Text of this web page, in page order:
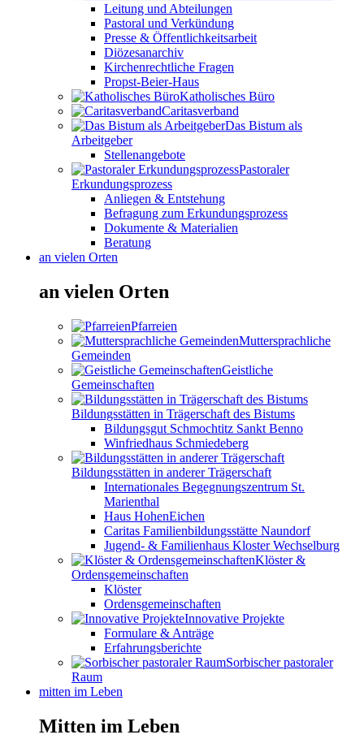
Leitung und Abteilungen
Pastoral und Verkündung
Presse & Öffentlichkeitsarbeit
Diözesanarchiv
Kirchenrechtliche Fragen
Propst-Beier-Haus
Katholisches Büro
Caritasverband
Das Bistum als
Arbeitgeber
Stellenangebote
Pastoraler
Erkundungsprozess
Anliegen & Entstehung
Befragung zum Erkundungsprozess
Dokumente & Materialien
Beratung
an vielen Orten
an vielen Orten
Pfarreien
Muttersprachliche
Gemeinden
Geistliche
Gemeinschaften
Bildungsstätten in Trägerschaft des Bistums
Bildungsgut Schmochtitz Sankt Benno
Winfriedhaus Schmiedeberg
Bildungsstätten in anderer Trägerschaft
Internationales Begegnungszentrum St.
Marienthal
Haus HohenEichen
Caritas Familienbildungsstätte Naundorf
Jugend- & Familienhaus Kloster Wechselburg
Klöster &
Ordensgemeinschaften
Klöster
Ordensgemeinschaften
Innovative Projekte
Formulare & Anträge
Erfahrungsberichte
Sorbischer pastoraler
Raum
mitten im Leben
Mitten im Leben